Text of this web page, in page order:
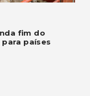
fim do
países